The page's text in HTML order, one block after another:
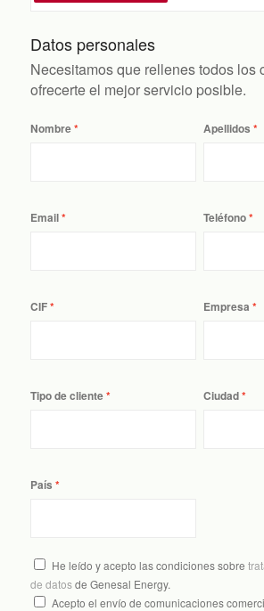
Datos personales
Necesitamos que rellenes todos los
ofrecerte el mejor servicio posible.
Nombre Apellidos
Email Teléfono
CIF Empresa
Tipo de cliente Ciudad
País
He leído y acepto las condiciones sobre
de datosde Genesal Energy.
Acepto el envío de comunicaciones